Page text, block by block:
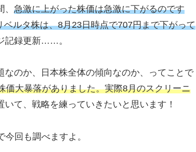
急激に上がった株価は急激に下がるのです
ルタ株は、8月23日時点で707円まで下がって
記録更新……。
のか、日本株全体の傾向なのか、ってことで
大暴落がありました。実際8月のスクリーニ
いて、戦略を練っていきたいと思います！
回も調べますよ。